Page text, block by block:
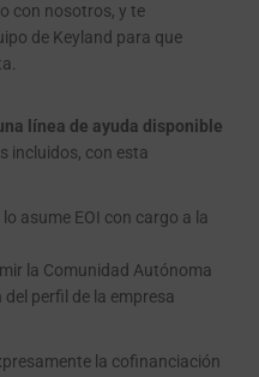
con nosotros, y te
de Keyland para que
línea de ayuda disponible
incluidos, con esta
asume EOI con cargo a la
la Comunidad Autónoma
perfil de la empresa
la cofinanciación